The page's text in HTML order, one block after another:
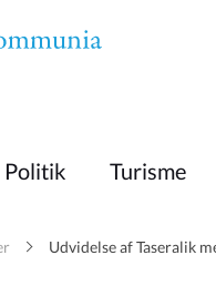
Politik Turisme
Udvidelse af Taseralik